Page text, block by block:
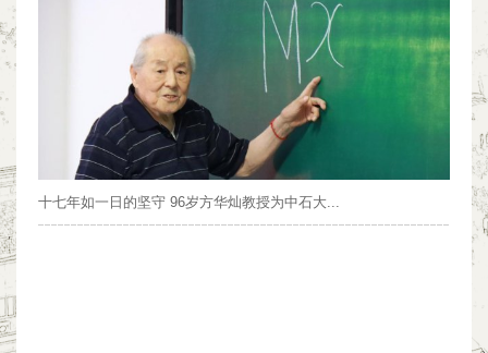
十七年如一日的坚守 96岁方华灿教授为中石大...